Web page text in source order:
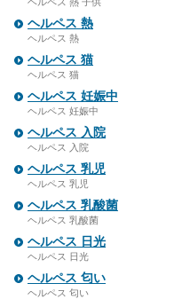
ヘルペス 熱
ヘルペス 熱
ヘルペス 猫
ヘルペス 猫
ヘルペス 妊娠中
ヘルペス 妊娠中
ヘルペス 入院
ヘルペス 入院
ヘルペス 乳児
ヘルペス 乳児
ヘルペス 乳酸菌
ヘルペス 乳酸菌
ヘルペス 日光
ヘルペス 日光
ヘルペス 匂い
ヘルペス 匂い